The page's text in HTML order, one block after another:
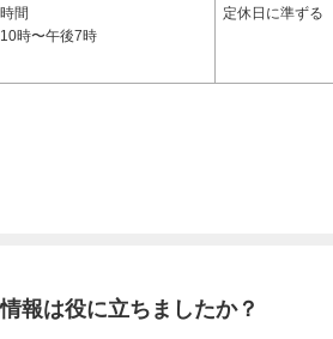
間
時〜午後7時
定休日に準ずる
報は役に立ちましたか？